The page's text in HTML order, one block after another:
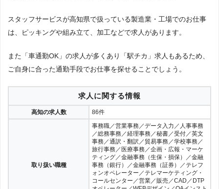
スタッフサービスが高知県で扱っている製造業・工場でのお仕事
は、ピッキングや組み立て、加工などで求人があります。
また「車通勤OK」の求人が多くあり「駅チカ」求人もあるため、
ご自身に合った通勤手段でお仕事を探せることでしょう。
求人に関する情報
高知の求人数 86件
取り扱い職種
事務職／営業事務／データ入力／人事事務
／総務事務／経理事務／秘書／受付／英文
事務／通訳・翻訳／貿易事務／学校事務／
旅行事務／医療事務／企画・広報・マーケ
ティング／金融事務（生保・損保）／金融
事務（銀行）／金融事務（証券）／テレフ
ォンオペレーター／テレマーケティング・
コールセンター／営業／販売／CAD／DTP